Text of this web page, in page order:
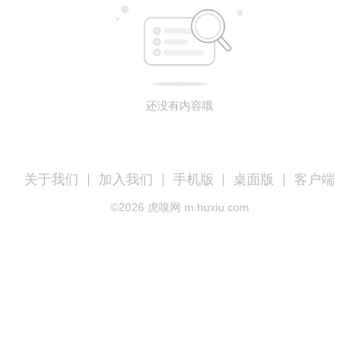
还没有内容哦
关于我们 加入我们 手机版 桌面版 客户端
©2026 虎嗅网 m.huxiu.com